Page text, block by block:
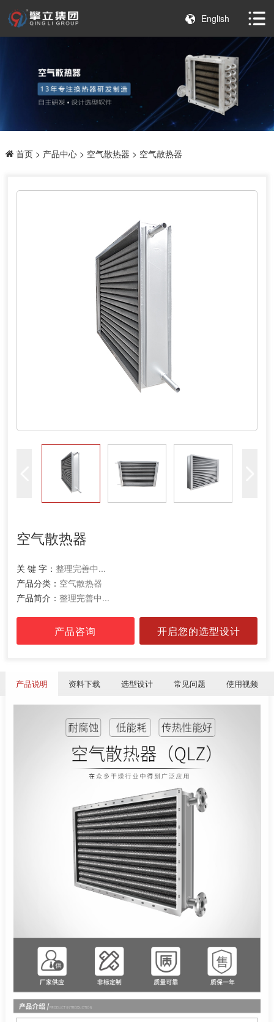
English
首页> 产品中心> 空气散热器 > 空气散热器
空气散热器
关 键 字： 整理完善中...
产品分类： 空气散热器
产品简介： 整理完善中...
产品咨询 开启您的选型设计
产品说明 资料下载 选型设计 常见问题 使用视频